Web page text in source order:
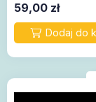
59,00 zł